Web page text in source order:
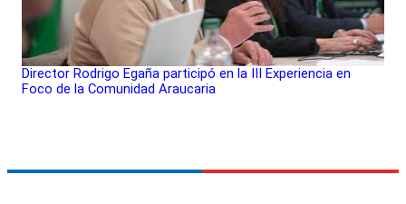
Director Rodrigo Egaña participó en la III Experiencia en
Foco de la Comunidad Araucaria